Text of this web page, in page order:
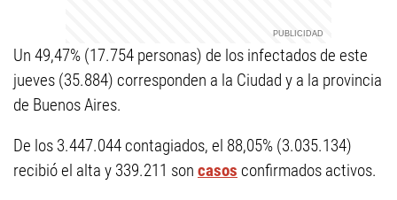
Un 49,47% (17.754 personas) de los infectados de este
jueves (35.884) corresponden a la Ciudad y a la provincia
de Buenos Aires.
De los 3.447.044 contagiados, el 88,05% (3.035.134)
recibió el alta y 339.211 son casos confirmados activos.